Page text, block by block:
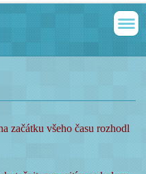
začátku všeho času rozhodl